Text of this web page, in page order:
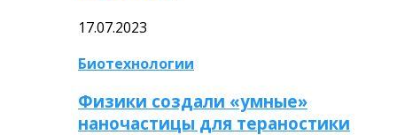
17.07.2023
Биотехнологии
Физики создали «умные»
наночастицы для тераностики